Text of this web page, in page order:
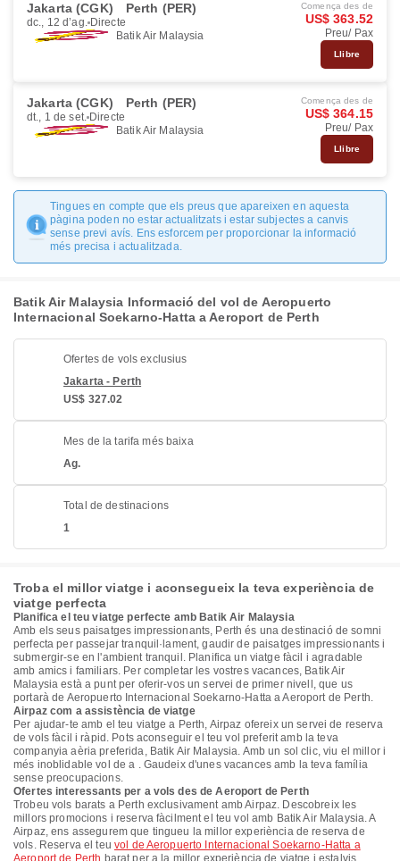
Jakarta (CGK) Perth (PER)
dc., 12 d’ag. Directe
Batik Air Malaysia
Comença des de
US$ 363.52
Preu/ Pax
Llibre
Jakarta (CGK) Perth (PER)
dt., 1 de set. Directe
Batik Air Malaysia
Comença des de
US$ 364.15
Preu/ Pax
Llibre
Tingues en compte que els preus que apareixen en aquesta
pàgina poden no estar actualitzats i estar subjectes a canvis
sense previ avís. Ens esforcem per proporcionar la informació
més precisa i actualitzada.
Batik Air Malaysia Informació del vol de Aeropuerto
Internacional Soekarno-Hatta a Aeroport de Perth
Ofertes de vols exclusius
Jakarta - Perth
US$ 327.02
Mes de la tarifa més baixa
Ag.
Total de destinacions
1
Troba el millor viatge i aconsegueix la teva experiència de
viatge perfecta
Planifica el teu viatge perfecte amb Batik Air Malaysia
Amb els seus paisatges impressionants, Perth és una destinació de somni
perfecta per passejar tranquil·lament, gaudir de paisatges impressionants i
submergir-se en l'ambient tranquil. Planifica un viatge fàcil i agradable
amb amics i familiars. Per completar les vostres vacances, Batik Air
Malaysia està a punt per oferir-vos un servei de primer nivell, que us
portarà de Aeropuerto Internacional Soekarno-Hatta a Aeroport de Perth.
Airpaz com a assistència de viatge
Per ajudar-te amb el teu viatge a Perth, Airpaz ofereix un servei de reserva
de vols fàcil i ràpid. Pots aconseguir el teu vol preferit amb la teva
companyia aèria preferida, Batik Air Malaysia. Amb un sol clic, viu el millor i
més inoblidable vol de a . Gaudeix d'unes vacances amb la teva família
sense preocupacions.
Ofertes interessants per a vols des de Aeroport de Perth
Trobeu vols barats a Perth exclusivament amb Airpaz. Descobreix les
millors promocions i reserva fàcilment el teu vol amb Batik Air Malaysia. A
Airpaz, ens assegurem que tingueu la millor experiència de reserva de
vols. Reserva el teu vol de Aeropuerto Internacional Soekarno-Hatta a
Aeroport de Perth barat per a la millor experiència de viatge i estalvis